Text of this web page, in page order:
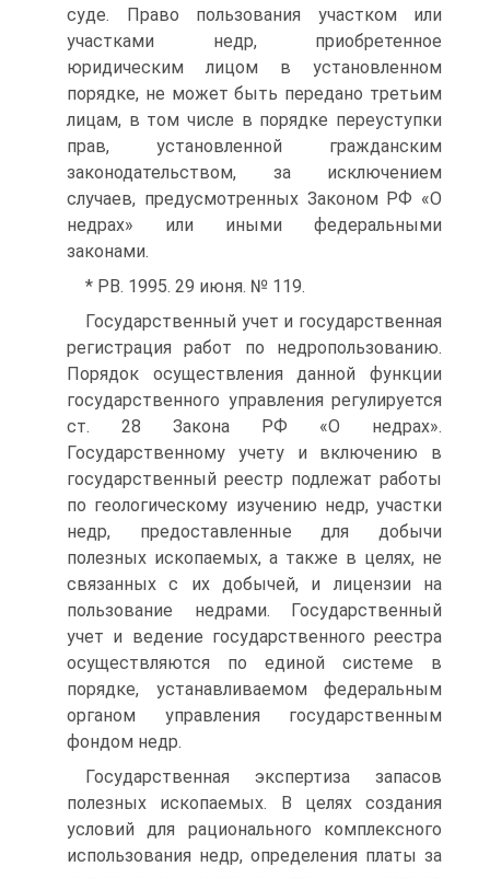
суде. Право пользования участком или
участками недр, приобретенное
юридическим лицом в установленном
порядке, не может быть передано третьим
лицам, в том числе в порядке переуступки
прав, установленной гражданским
законодательством, за исключением
случаев, предусмотренных Законом РФ «О
недрах» или иными федеральными
законами.
* РВ. 1995. 29 июня. № 119.
Государственный учет и государственная
регистрация работ по недропользованию.
Порядок осуществления данной функции
государственного управления регулируется
ст. 28 Закона РФ «О недрах».
Государственному учету и включению в
государственный реестр подлежат работы
по геологическому изучению недр, участки
недр, предоставленные для добычи
полезных ископаемых, а также в целях, не
связанных с их добычей, и лицензии на
пользование недрами. Государственный
учет и ведение государственного реестра
осуществляются по единой системе в
порядке, устанавливаемом федеральным
органом управления государственным
фондом недр.
Государственная экспертиза запасов
полезных ископаемых. В целях создания
условий для рационального комплексного
использования недр, определения платы за